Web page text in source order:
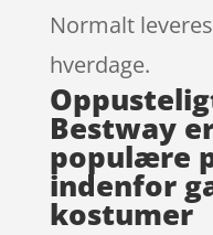
Normalt
hverdage.
Bestway
populære
indenfor
kostumer